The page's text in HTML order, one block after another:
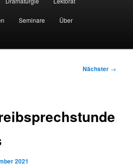
Seminare Über
Nächster →
2021